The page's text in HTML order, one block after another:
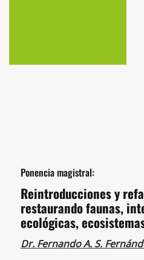
Ponencia magistral:
Reintroducciones y
restaurando faunas,
ecológicas,
Dr. Fernando A. S.